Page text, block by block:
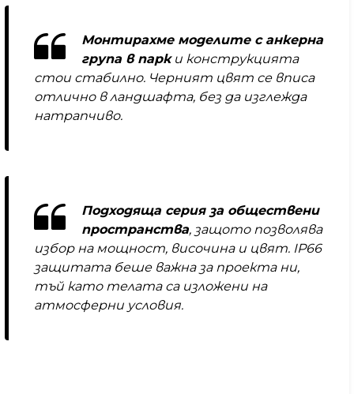
Монтирахме моделите с анкерна
група в парки конструкцията
стои стабилно. Черният цвят се вписа
отлично в ландшафта, без да изглежда
натрапчиво.
Подходяща серия за обществени
пространства, защото позволява
избор на мощност, височина и цвят. IP66
защитата беше важна за проекта ни,
тъй като телата са изложени на
атмосферни условия.